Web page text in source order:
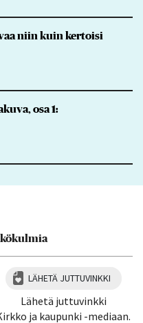
niin kuin kertoisi
osa 1:
LÄHETÄ JUTTUVINKKI
Lähetä juttuvinkki
ja kaupunki -mediaan.